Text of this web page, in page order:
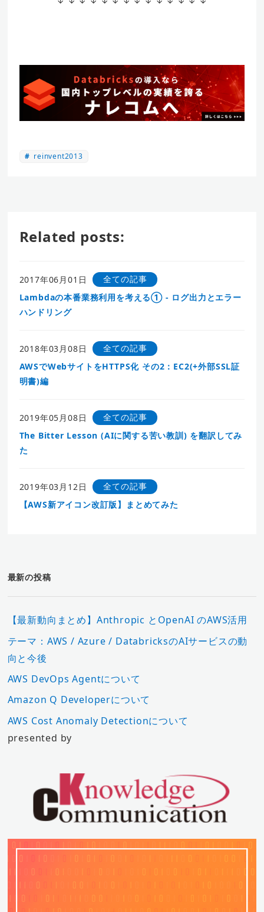
reinvent2013
Related posts:
2017年06月01日
全ての記事
Lambdaの本番業務利用を考える① - ログ出力とエラー
ハンドリング
2018年03月08日
全ての記事
AWSでWebサイトをHTTPS化 その2：EC2(+外部SSL証
明書)編
2019年05月08日
全ての記事
The Bitter Lesson (AIに関する苦い教訓) を翻訳してみ
た
2019年03月12日
全ての記事
【AWS新アイコン改訂版】まとめてみた
最新の投稿
【最新動向まとめ】Anthropic とOpenAI のAWS活用
テーマ：AWS / Azure / DatabricksのAIサービスの動
向と今後
AWS DevOps Agentについて
Amazon Q Developerについて
AWS Cost Anomaly Detectionについて
presented by